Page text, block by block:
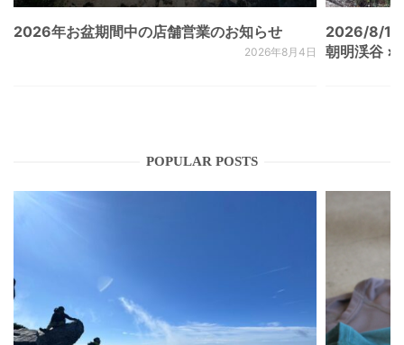
2026年お盆期間中の店舗営業のお知らせ
2026年8月4日
2026/8/
朝明渓谷 ×
POPULAR POSTS